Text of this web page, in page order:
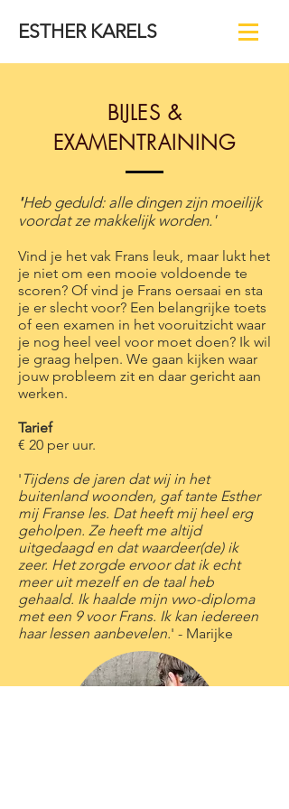
ESTHER KARELS
BIJLES &
EXAMENTRAINING
Vind je het vak Frans leuk, maar lukt het
je niet om een mooie voldoende te
scoren? Of vind je Frans oersaai en sta
je er slecht voor? Een belangrijke toets
of een examen in het vooruitzicht waar
je nog heel veel voor moet doen? Ik wil
je graag helpen. We gaan kijken waar
jouw probleem zit en daar gericht aan
werken.
Tarief
€ 20 per uur.
' Tijdens de jaren dat wij in het
buitenland woonden, gaf tante Esther
mij Franse les. Dat heeft mij heel erg
geholpen. Ze heeft me altijd
uitgedaagd en dat waardeer(de) ik
zeer. Het zorgde ervoor dat ik echt
meer uit mezelf en de taal heb
gehaald. Ik haalde mijn vwo-diploma
met een 9 voor Frans. Ik kan iedereen
haar lessen aanbevelen.' - Marijke
'Heb geduld: alle dingen zijn moeilijk
voordat ze makkelijk worden.'